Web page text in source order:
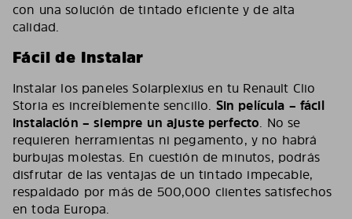
con una solución de tintado eficiente y de alta
calidad.
Fácil de Instalar
Instalar los paneles Solarplexius en tu Renault Clio
Storia es increíblemente sencillo. Sin película – fácil
instalación – siempre un ajuste perfecto. No se
requieren herramientas ni pegamento, y no habrá
burbujas molestas. En cuestión de minutos, podrás
disfrutar de las ventajas de un tintado impecable,
respaldado por más de 500,000 clientes satisfechos
en toda Europa.